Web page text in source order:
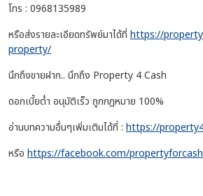
โทร : 0968135989
หรือส่งรายละเอียดทรัพย์มาได้ที่ https://
property/
นึกถึงขายฝาก.. นึกถึง Property 4 Cash
ดอกเบี้ยต่ำ อนุมัติเร็ว ถูกกฎหมาย 100%
อ่านบทความอื่นๆเพิ่มเติมได้ที่ : https://
หรือ https://facebook.com/